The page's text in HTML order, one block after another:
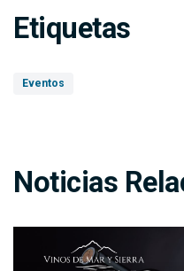
Etiquetas
Eventos
Noticias